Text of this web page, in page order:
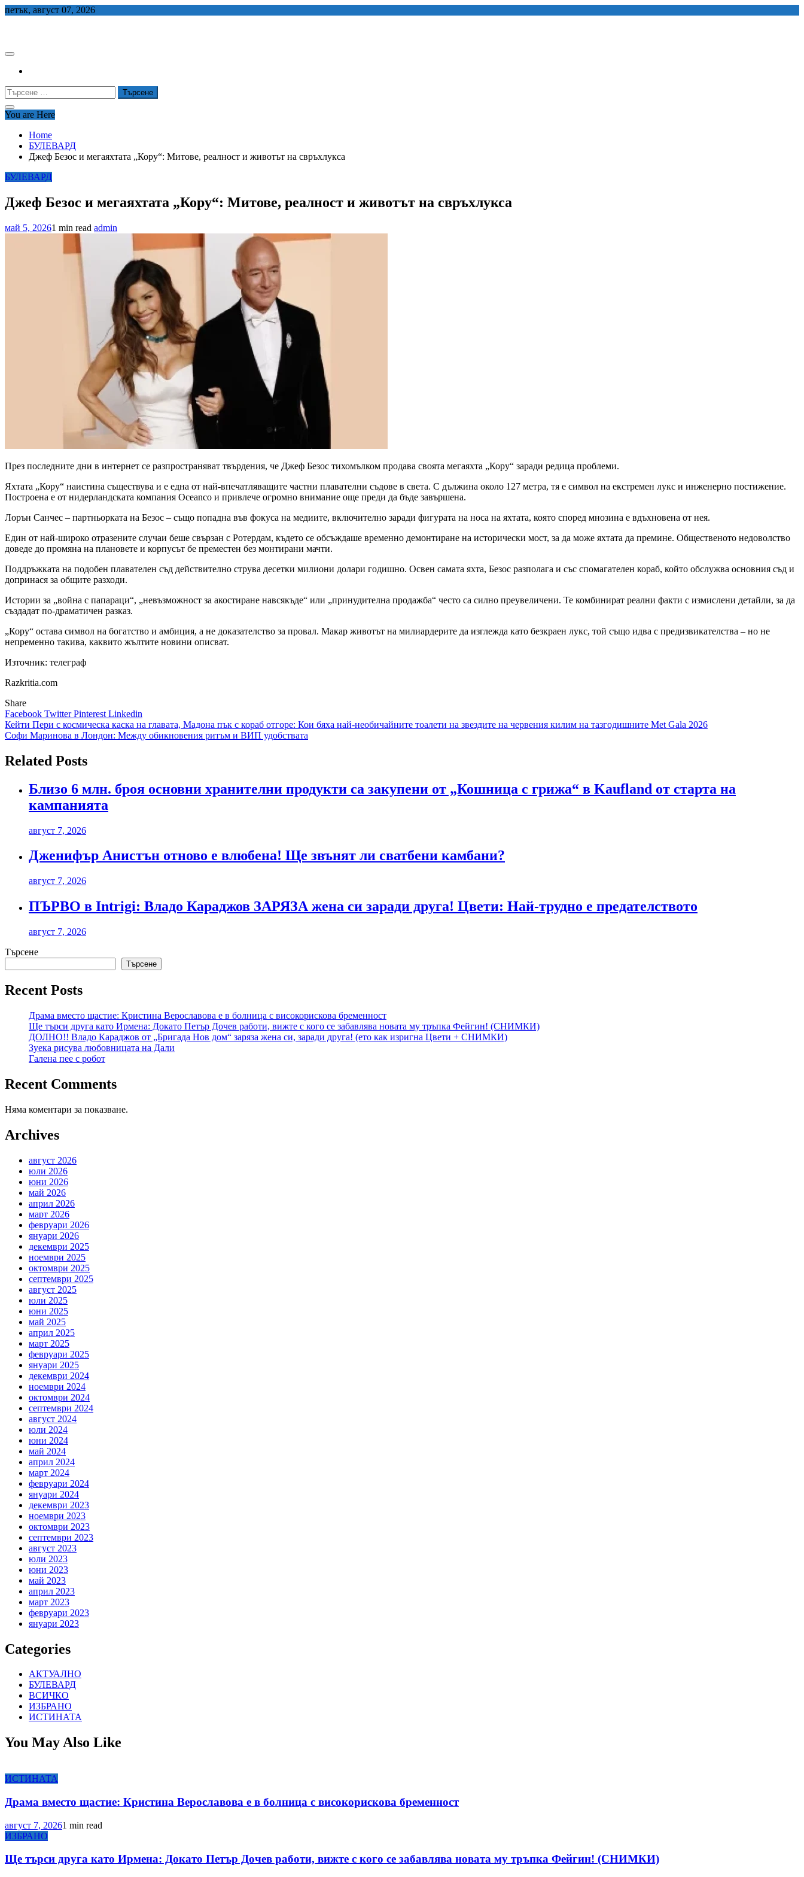
Skip
петък, август 07, 2026
Търсене
за:
You are Here
Home
БУЛЕВАРД
Джеф Безос и мегаяхтата „Кору“: Mитове, реалност и животът на свръхлукса
БУЛЕВАРД
Джеф Безос и мегаяхтата „Кору“: Mитове, реалност и животът на свръхлукса
май 5, 20261 min read admin
През последните дни в интернет се разпространяват твърдения, че Джеф Безос тихомълком продава своята мегаяхта „Кору“ заради редица проблеми.
Яхтата „Кору“ наистина съществува и е една от най-впечатляващите частни плавателни съдове в света. С дължина около 127 метра, тя е символ на екстремен лукс и инженерно постижение.
Построена е от нидерландската компания Oceanco и привлече огромно внимание още преди да бъде завършена.
Лорън Санчес – партньорката на Безос – също попадна във фокуса на медиите, включително заради фигурата на носа на яхтата, която според мнозина е вдъхновена от нея.
Един от най-широко отразените случаи беше свързан с Ротердам, където се обсъждаше временно демонтиране на исторически мост, за да може яхтата да премине. Общественото недоволство
доведе до промяна на плановете и корпусът бе преместен без монтирани мачти.
Поддръжката на подобен плавателен съд действително струва десетки милиони долари годишно. Освен самата яхта, Безос разполага и със спомагателен кораб, който обслужва основния съд и
допринася за общите разходи.
Истории за „война с папараци“, „невъзможност за акостиране навсякъде“ или „принудителна продажба“ често са силно преувеличени. Те комбинират реални факти с измислени детайли, за да
създадат по-драматичен разказ.
„Кору“ остава символ на богатство и амбиция, а не доказателство за провал. Макар животът на милиардерите да изглежда като безкраен лукс, той също идва с предизвикателства – но не
непременно такива, каквито жълтите новини описват.
Източник: телеграф
Razkritia.com
Share
Facebook TwitterPinterest Linkedin
Навигация
Кейти Пери с космическа каска на главата, Мадона пък с кораб отгоре: Кои бяха най-необичайните тоалети на звездите на червения килим на тазгодишните Met Gala 2026
Софи Маринова в Лондон: Между обикновения ритъм и ВИП удобствата
Related Posts
Близо 6 млн. броя основни хранителни продукти са закупени от „Кошница с грижа“ в Kaufland от старта на
кампанията
август 7, 2026
Дженифър Анистън отново е влюбена! Ще звънят ли сватбени камбани?
август 7, 2026
ПЪРВО в Intrigi: Владо Караджов ЗАРЯЗА жена си заради друга! Цвети: Най-трудно е предателството
август 7, 2026
Търсене
Търсене
Recent Posts
Драма вместо щастие: Кристина Верославова е в болница с високорискова бременност
Ще търси друга като Ирмена: Докато Петър Дочев работи, вижте с кого се забавлява новата му тръпка Фейгин! (СНИМКИ)
ДОЛНО!! Владо Караджов от „Бригада Нов дом“ заряза жена си, заради друга! (ето как изригна Цвети + СНИМКИ)
Зуека рисува любовницата на Дали
Галена пее с робот
Recent Comments
Няма коментари за показване.
Archives
август 2026
юли 2026
юни 2026
май 2026
април 2026
март 2026
февруари 2026
януари 2026
декември 2025
ноември 2025
октомври 2025
септември 2025
август 2025
юли 2025
юни 2025
май 2025
април 2025
март 2025
февруари 2025
януари 2025
декември 2024
ноември 2024
октомври 2024
септември 2024
август 2024
юли 2024
юни 2024
май 2024
април 2024
март 2024
февруари 2024
януари 2024
декември 2023
ноември 2023
октомври 2023
септември 2023
август 2023
юли 2023
юни 2023
май 2023
април 2023
март 2023
февруари 2023
януари 2023
Categories
АКТУАЛНО
БУЛЕВАРД
ВСИЧКО
ИЗБРАНО
ИСТИНАТА
You May Also Like
ИСТИНАТА
Драма вместо щастие: Кристина Верославова е в болница с високорискова бременност
август 7, 20261 min read
ИЗБРАНО
Ще търси друга като Ирмена: Докато Петър Дочев работи, вижте с кого се забавлява новата му тръпка Фейгин! (СНИМКИ)